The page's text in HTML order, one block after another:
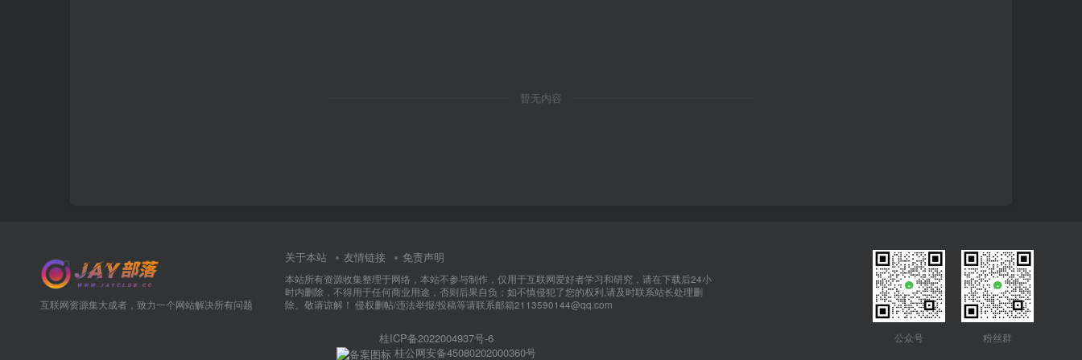
暂无内容
互联网资源集大成者，致力一个网站解决所有问题
关于本站 友情链接 免责声明
本站所有资源收集整理于网络，本站不参与制作，仅用于互联网爱好者学习和研究，请在下载后24小
时内删除，不得用于任何商业用途，否则后果自负；如不慎侵犯了您的权利,请及时联系站长处理删
除。敬请谅解！ 侵权删帖/违法举报/投稿等请联系邮箱2113590144@qq.com
公众号 粉丝群
桂ICP备2022004937号-6
桂公网安备45080202000360号